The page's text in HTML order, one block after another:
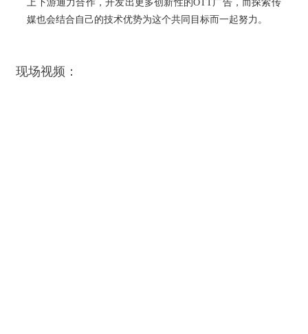
上下游通力合作，开发出更多创新性的OTT广告，而探索传
媒也会结合自己的技术优势为这个共同目标而一起努力。
现场视频：